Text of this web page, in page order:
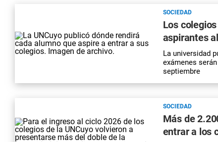
SOCIEDAD
Los
aspirantes
La universidad
exámenes
septiembre
SOCIEDAD
Más de
entrar a los